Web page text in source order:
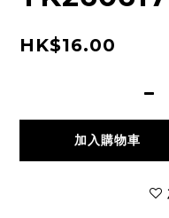
HK$16.00
加入購物車